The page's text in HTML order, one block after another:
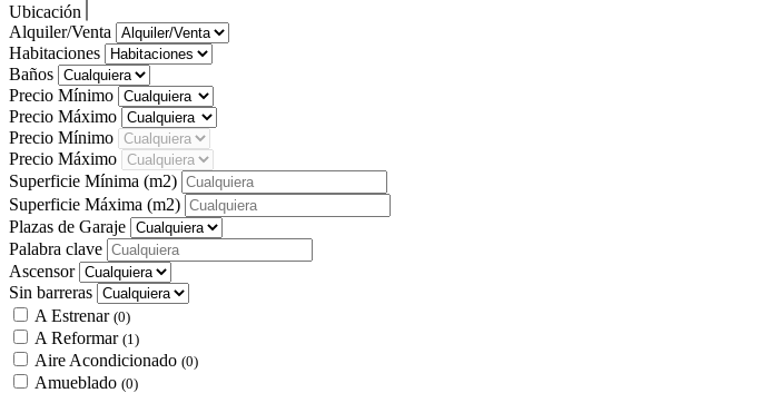
Ubicación
Alquiler/Venta
Habitaciones
Baños
Precio Mínimo
Precio Máximo
Precio Mínimo
Precio Máximo
Superficie Mínima (m2)
Superficie Máxima (m2)
Plazas de Garaje
Palabra clave
Ascensor
Sin barreras
A Estrenar (0)
A Reformar (1)
Aire Acondicionado (0)
Amueblado (0)